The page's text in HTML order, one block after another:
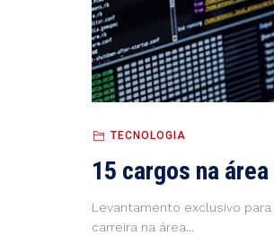
TECNOLOGIA
15 cargos na
Levantamento exclusivo
carreira na área...